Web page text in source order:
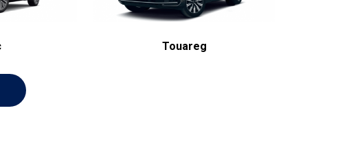
Touareg